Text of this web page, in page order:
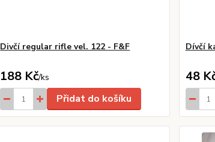
Divčí regular rifle vel. 122 - F&F
188 Kč/ks
Přidat do košíku
Dívčí
48